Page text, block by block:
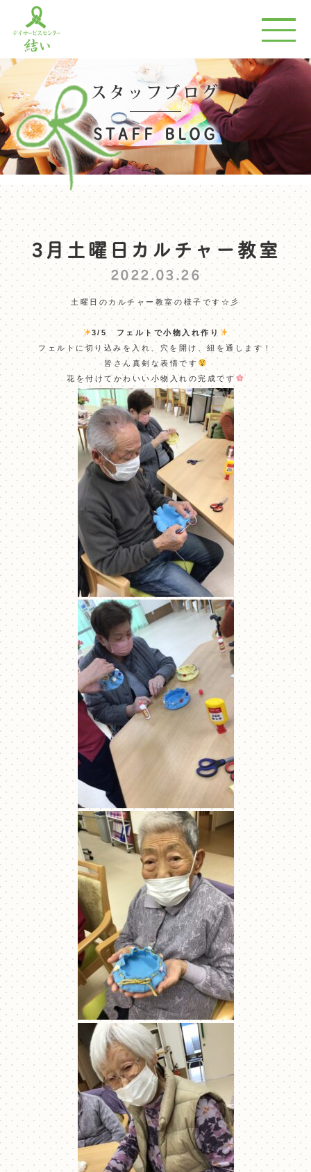
スタッフブログ
STAFF BLOG
3月土曜日カルチャー教室
2022.03.26
土曜日のカルチャー教室の様子です☆彡
3/5 フェルトで小物入れ作り
フェルトに切り込みを入れ、穴を開け、紐を通します！
皆さん真剣な表情です
花を付けてかわいい小物入れの完成です